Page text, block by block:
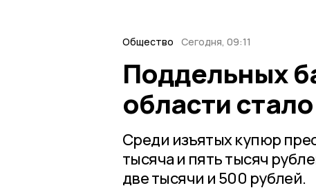
Общество Сегодня, 09:11
Поддельных
области
Среди изъятых купюр
тысяча и пять тысяч
две тысячи и 500 рублей.